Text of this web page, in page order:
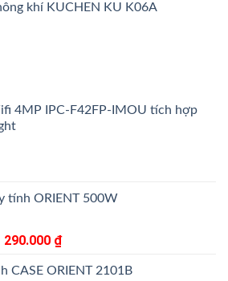
khí KUCHEN KU K06A
4MP IPC-F42FP-IMOU tích hợp
tính ORIENT 500W
Giá
là:
290.000 ₫Giá
tại
CASE ORIENT 2101B